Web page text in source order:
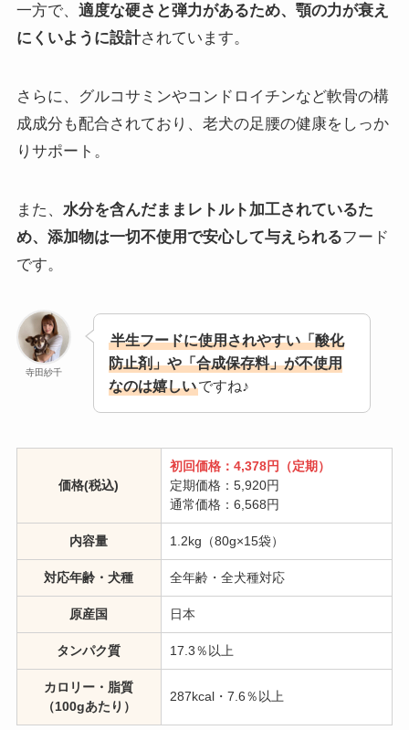
一方で、 適度な硬さと弾力があるため、顎の力が衰え
にくいように設計されています。
さらに、グルコサミンやコンドロイチンなど軟骨の構
成成分も配合されており、老犬の足腰の健康をしっか
りサポート。
また、 水分を含んだままレトルト加工されているた
め、添加物は一切不使用で安心して与えられるフード
です。
寺田紗千
半生フードに使用されやすい「酸化
防止剤」や「合成保存料」が不使用
なのは嬉しいですね♪
価格(税込)
初回価格：4,378円（定期）
定期価格：5,920円
通常価格：6,568円
内容量 1.2kg（80g×15袋）
対応年齢・犬種 全年齢・全犬種対応
原産国 日本
タンパク質 17.3％以上
カロリー・脂質
（100gあたり）
287kcal・7.6％以上